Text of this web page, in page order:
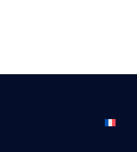
ÉVÉNEMENTIELLE